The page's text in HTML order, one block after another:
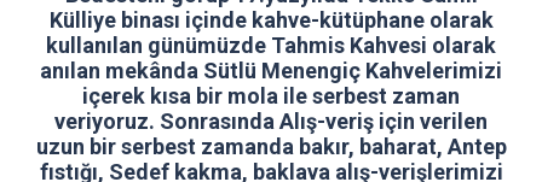
Külliye binası içinde kahve-kütüphane olarak
kullanılan günümüzde Tahmis Kahvesi olarak
anılan mekânda Sütlü Menengiç Kahvelerimizi
içerek kısa bir mola ile serbest zaman
veriyoruz. Sonrasında Alış-veriş için verilen
uzun bir serbest zamanda bakır, baharat, Antep
fıstığı, Sedef kakma, baklava alış-verişlerimizi